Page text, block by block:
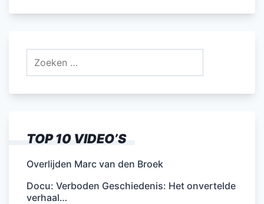
TOP 10 VIDEO’S
Overlijden Marc van den Broek
Docu: Verboden Geschiedenis: Het onvertelde
verhaal…